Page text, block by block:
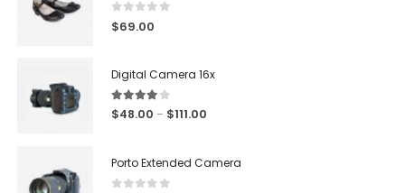
0 out of 5
$69.00
Digital Camera 16x
4.00out of 5
$48.00 – $111.00
Porto Extended Camera